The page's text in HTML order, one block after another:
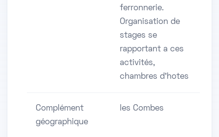
ferronnerie.
Organisation de
stages se
rapportant a ces
activités,
chambres d'hotes
Complément
géographique
les Combes